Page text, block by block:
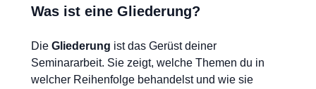
Was ist eine Gliederung?
Die Gliederung ist das Gerüst deiner
Seminararbeit. Sie zeigt, welche Themen du in
welcher Reihenfolge behandelst und wie sie